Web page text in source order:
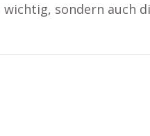
sondern auch